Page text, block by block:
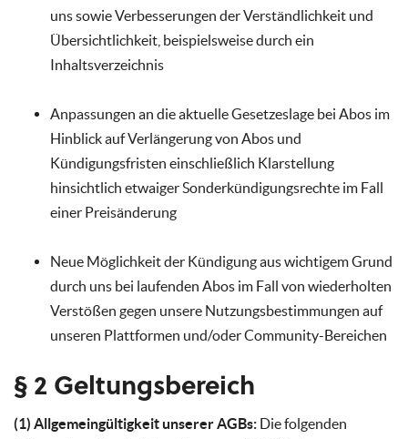
uns sowie Verbesserungen der Verständlichkeit und
Übersichtlichkeit, beispielsweise durch ein
Inhaltsverzeichnis
Anpassungen an die aktuelle Gesetzeslage bei Abos im
Hinblick auf Verlängerung von Abos und
Kündigungsfristen einschließlich Klarstellung
hinsichtlich etwaiger Sonderkündigungsrechte im Fall
einer Preisänderung
Neue Möglichkeit der Kündigung aus wichtigem Grund
durch uns bei laufenden Abos im Fall von wiederholten
Verstößen gegen unsere Nutzungsbestimmungen auf
unseren Plattformen und/oder Community-Bereichen
§ 2 Geltungsbereich
(1) Allgemeingültigkeit unserer AGBs: Die folgenden